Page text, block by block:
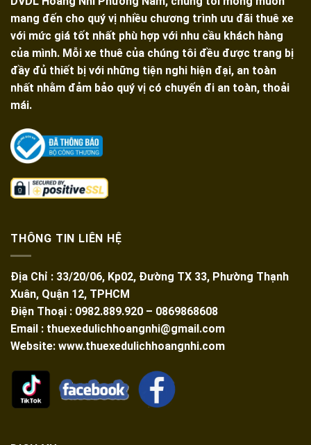
mang đến cho quý vị nhiều chương trình ưu đãi thuê xe
với mức giá tốt nhất phù hợp với nhu cầu khách hàng
của mình. Mỗi xe thuê của chúng tôi đều được trang bị
đầy đủ thiết bị với những tiện nghi hiện đại, an toàn
nhất nhằm đảm bảo quý vị có chuyến đi an toàn, thoải
mái.
THÔNG TIN LIÊN HỆ
Địa Chỉ : 33/20/06, Kp02, Đường TX 33, Phường Thạnh
Xuân, Quận 12, TPHCM
Điện Thoại : 0982.889.920 – 0869868608
Email : thuexedulichhoangnhi@gmail.com
Website: www.thuexedulichhoangnhi.com